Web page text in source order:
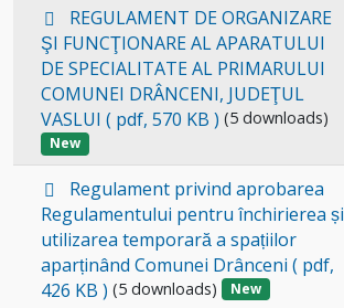
Select
an
item
p
d
f
REGULAMENT DE ORGANIZARE
ŞI FUNCŢIONARE AL APARATULUI
DE SPECIALITATE AL PRIMARULUI
COMUNEI DRÂNCENI, JUDEŢUL
VASLUI ( pdf, 570 KB ) (5 downloads)
New
Select
an
item
p
d
f
Regulament privind aprobarea
Regulamentului pentru închirierea și
utilizarea temporară a spațiilor
aparținând Comunei Drânceni ( pdf,
426 KB ) (5 downloads) New